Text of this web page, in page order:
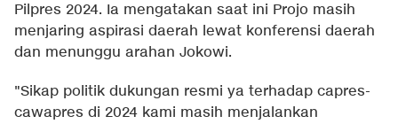
Pilpres 2024. Ia mengatakan saat ini Projo masih
menjaring aspirasi daerah lewat konferensi daerah
dan menunggu arahan Jokowi.
"Sikap politik dukungan resmi ya terhadap capres-
cawapres di 2024 kami masih menjalankan